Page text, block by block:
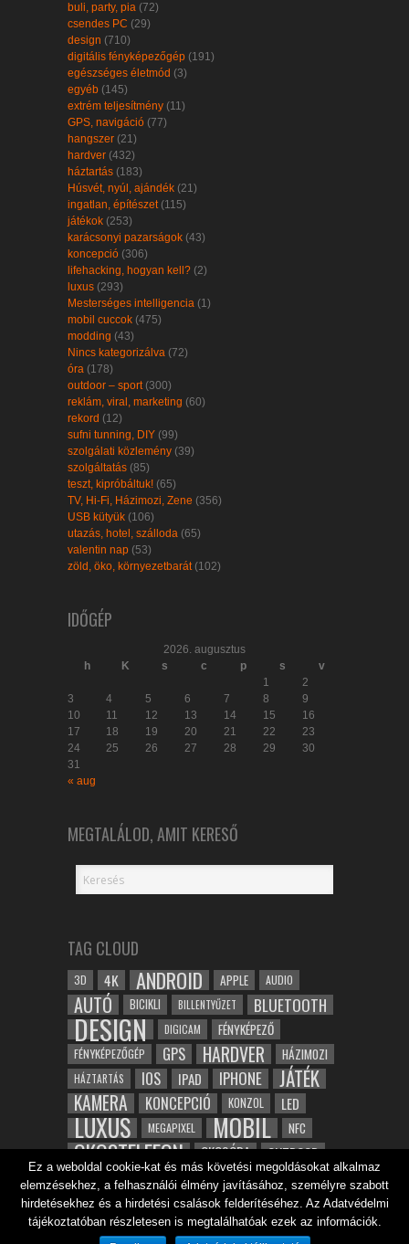
buli, party, pia (72)
csendes PC (29)
design (710)
digitális fényképezőgép (191)
egészséges életmód (3)
egyéb (145)
extrém teljesítmény (11)
GPS, navigáció (77)
hangszer (21)
hardver (432)
háztartás (183)
Húsvét, nyúl, ajándék (21)
ingatlan, építészet(115)
játékok (253)
karácsonyi pazarságok (43)
koncepció (306)
lifehacking, hogyan kell? (2)
luxus (293)
Mesterséges intelligencia (1)
mobil cuccok (475)
modding (43)
Nincs kategorizálva (72)
óra (178)
outdoor – sport(300)
reklám, viral, marketing (60)
rekord (12)
sufni tunning, DIY (99)
szolgálati közlemény (39)
szolgáltatás (85)
teszt, kipróbáltuk! (65)
TV, Hi-Fi, Házimozi, Zene (356)
USB kütyük (106)
utazás, hotel, szálloda (65)
valentin nap (53)
zöld, öko, környezetbarát(102)
IDŐGÉP
2026. augusztus
h
K s c p s
v
1
2
3
4 5 6 7 8
9
10
11 12 13 14 15
16
17
18 19 20 21 22
23
24
25 26 27 28 29
30
31
« aug
MEGTALÁLOD, AMIT KERESŐ
TAG CLOUD
3D 4K ANDROID APPLE AUDIO
AUTÓ BICIKLI BILLENTYŰZET BLUETOOTH
DESIGN DIGICAM FÉNYKÉPEZŐ
FÉNYKÉPEZŐGÉP GPS HARDVER HÁZIMOZI
HÁZTARTÁS IOS IPAD IPHONE JÁTÉK
KAMERA KONCEPCIÓ KONZOL LED
LUXUS MEGAPIXEL MOBIL NFC
OKOSTELEFON OKOSÓRA OUTDOOR
ROBOT SAMSUNG SPORT TABLET
TESZT VIDEÓ VÍZÁLLÓ WIFI ZENE ZÖLD
ÉPÍTÉSZET ÉRINTŐKÉPERNYŐ ÓRA
Ez a weboldal cookie-kat és más követési megoldásokat alkalmaz
elemzésekhez, a felhasználói élmény javításához, személyre szabott
hirdetésekhez és a hirdetési csalások felderítéséhez. Az Adatvédelmi
tájékoztatóban részletesen is megtalálhatóak ezek az információk.